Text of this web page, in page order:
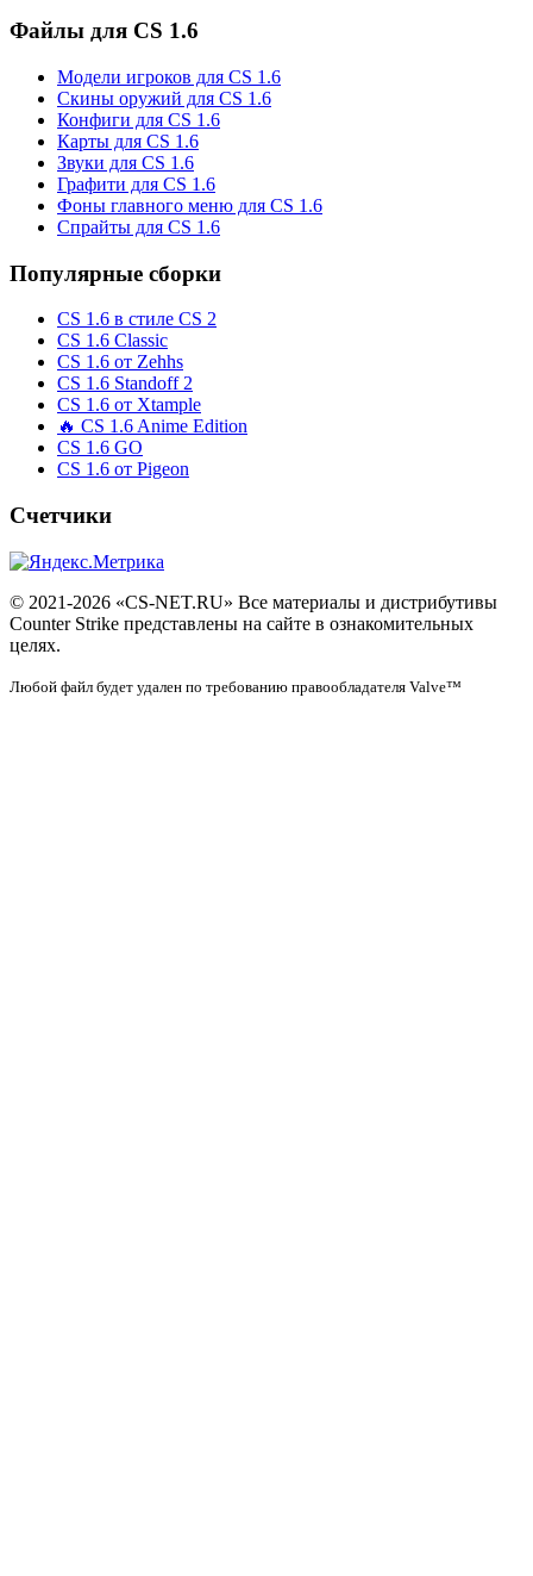
Файлы для CS 1.6
Модели игроков для CS 1.6
Скины оружий для CS 1.6
Конфиги для CS 1.6
Карты для CS 1.6
Звуки для CS 1.6
Графити для CS 1.6
Фоны главного меню для CS 1.6
Спрайты для CS 1.6
Популярные сборки
CS 1.6 в стиле CS 2
CS 1.6 Classic
CS 1.6 от Zehhs
CS 1.6 Standoff 2
CS 1.6 от Xtample
🔥 CS 1.6 Anime Edition
CS 1.6 GO
CS 1.6 от Pigeon
Счетчики
© 2021-2026 «CS-NET.RU» Все материалы и дистрибутивы
Counter Strike представлены на сайте в ознакомительных
целях.
Любой файл будет удален по требованию правообладателя Valve™